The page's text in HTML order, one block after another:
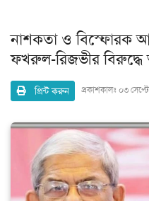
নাশকতা ও বিস্ফোরক
ফখরুল-রিজভীর
প্রিন্ট করুন প্রকাশকালঃ ০৩